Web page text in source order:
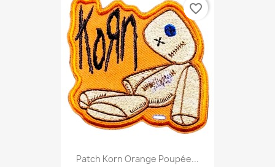
Patch Korn Orange Poupée...
favorite_border